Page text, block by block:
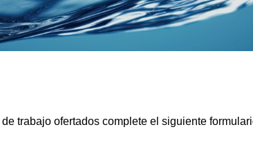
trabajo ofertados complete el siguiente